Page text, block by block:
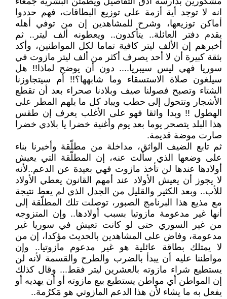
انه لا توجد أية أزمة على توزيع البطاقات، فهم حددوا
أماكن توزيعها، وشرح للمشاهدين إن من توفي أهله
يقدم دفتر العائلة.. يتأكدون.. ويعطونه ألف ليتر.. ثم
أخبرهم إن الألف ليتر كافية تماما لكل المواطنين، وأكد
بثقة كبيرة أن لا أحد يصرف أكثر من ألف ليتر مازوت في
سوريا فهي ليس سيبريا.... دون أن يوضح لماذا!! هل
سيلغون صلاة الاستسقاء وما شابهها؟!! أم سيتجاوزنا
الشتاء وتصبح فصولنا صيف وبلادنا صحراء بعد أن تقطع
الأشجار وتتحول إلى حطب ويباد كل ما يلهم المطر على
الهطول !! وبدا واثقا فهو على الأغلب يعرف إن طقس
هذا البلد يتصحر يوما بعد يوم وأغنية خضرا يا بلادي خضرا
صارت موضة قديمة.
ثم تابع الضيف الواثق، مداخلة من مطلّقة وأخبرنا بناء
على وضعها الذي سألت عنه، إن المطلّقة التي يعيش
أولادها عندها لن تأخذ مازوت فهي بعيدة عن الدعم..لأنه
لا يجوز أن يعيش الأولاد عند أمهم القانون يعطي الأولاد
للأب.. وبعد الكثير والقليل من الجدل الذي لم يعط نتيجة
مع مذيع هذا البرنامج الصبور، توصلت تلك المطلّقة إلى
أنها غير مدعومة مازوتيا بسبب أولادها.. وإن المتزوجه
من غير السوري حتى لو كانت تعيش في سوريا غير
مدعومة، وفاض على المشاهدين بالحديث مؤكدا، إن من
لا يمتلك بطاقة عائلية هو غير مدعوم مازوتيا.. وإن
مواطننا عليه أن يبدأ بالضرب والطرح والقسمة لأنه لن
يستطيع شراء مازوته بالعشرين ليتر فقط... وقال كذلك
إن المواطن أي مواطن يستطيع بيع مازوته أو أن يهديه أو
يفعل به ما يشاء لأن هذا الدعم المازوتي هو مَكرُمة..